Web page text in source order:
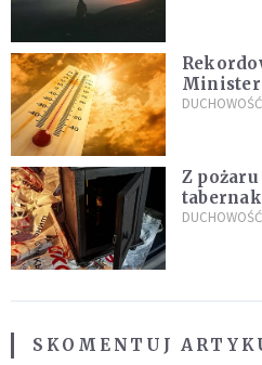
po
DUCHOWOŚĆ
Z pożaru
"zapach
DUCHOWOŚĆ
SKOMENTUJ